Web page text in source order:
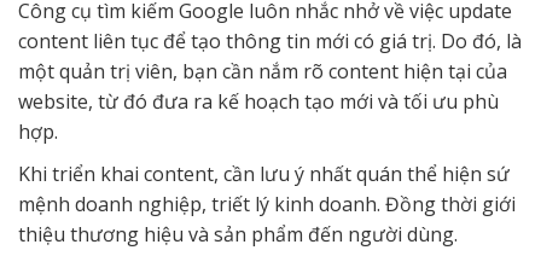
Công cụ tìm kiếm Google luôn nhắc nhở về việc update
content liên tục để tạo thông tin mới có giá trị. Do đó, là
một quản trị viên, bạn cần nắm rõ content hiện tại của
website, từ đó đưa ra kế hoạch tạo mới và tối ưu phù
hợp.
Khi triển khai content, cần lưu ý nhất quán thể hiện sứ
mệnh doanh nghiệp, triết lý kinh doanh. Đồng thời giới
thiệu thương hiệu và sản phẩm đến người dùng.